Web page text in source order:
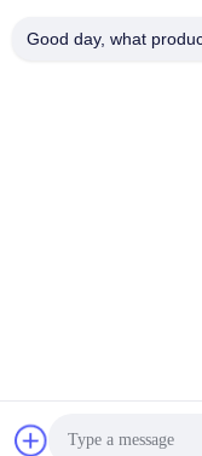
Fornitore. 2019-2026
Co.,
Good day, what